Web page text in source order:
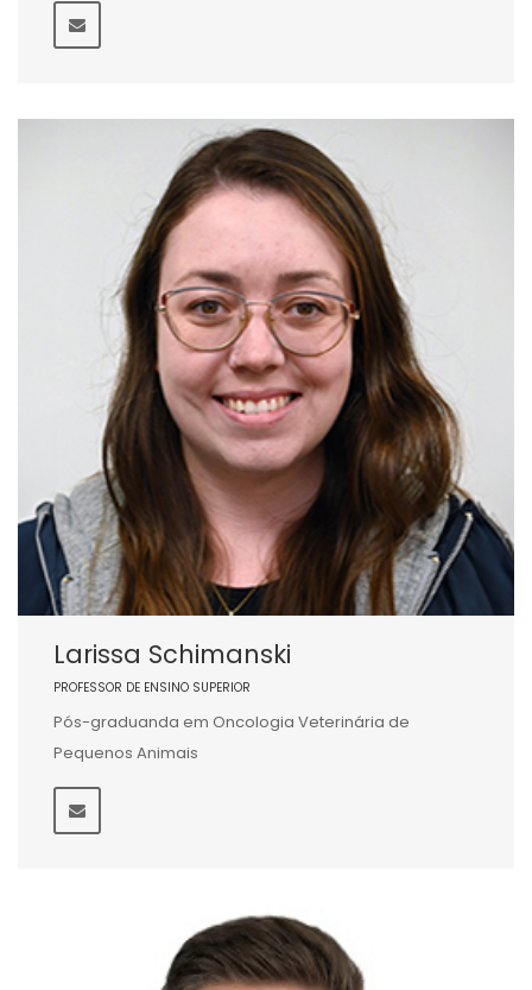
Larissa Schimanski
PROFESSOR DE ENSINO SUPERIOR
Pós-graduanda em Oncologia Veterinária de
Pequenos Animais